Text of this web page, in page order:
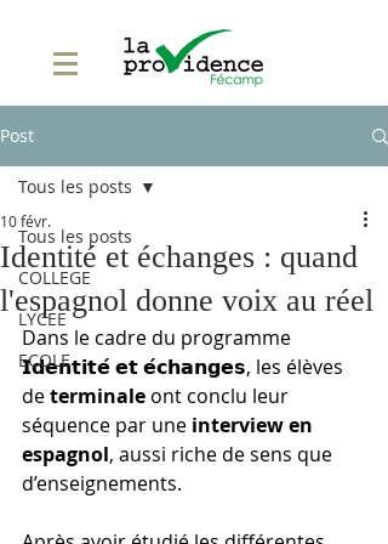
Post
Tous les posts
COLLEGE
LYCEE
ECOLE
Tous les posts
Identité et échanges : quand
l'espagnol donne voix au réel
10 févr.
Dans le cadre du programme
𝗜𝗱𝗲𝗻𝘁𝗶𝘁𝗲́ 𝗲𝘁 𝗲́𝗰𝗵𝗮𝗻𝗴𝗲𝘀, les élèves
de terminale ont conclu leur
séquence par une interview en
espagnol, aussi riche de sens que
d’enseignements.